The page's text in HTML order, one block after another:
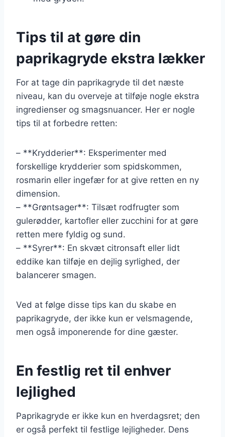
Tips til at gøre din
paprikagryde ekstra lækker
For at tage din paprikagryde til det næste
niveau, kan du overveje at tilføje nogle ekstra
ingredienser og smagsnuancer. Her er nogle
tips til at forbedre retten:
– **Krydderier**: Eksperimenter med
forskellige krydderier som spidskommen,
rosmarin eller ingefær for at give retten en ny
dimension.
– **Grøntsager**: Tilsæt rodfrugter som
gulerødder, kartofler eller zucchini for at gøre
retten mere fyldig og sund.
– **Syrer**: En skvæt citronsaft eller lidt
eddike kan tilføje en dejlig syrlighed, der
balancerer smagen.
Ved at følge disse tips kan du skabe en
paprikagryde, der ikke kun er velsmagende,
men også imponerende for dine gæster.
En festlig ret til enhver
lejlighed
Paprikagryde er ikke kun en hverdagsret; den
er også perfekt til festlige lejligheder. Dens